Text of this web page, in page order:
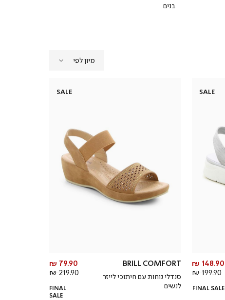
בנים
SALE
מחיר
מוצר
148.90 ₪
מחיר
199.90 ₪
FINAL SALE
SALE
BRILL COMFORT
סנדלי נוחות עם חיתוכי לייזר
לנשים
מחיר
מוצר
79.90 ₪
מחיר
219.90 ₪
FINAL
SALE